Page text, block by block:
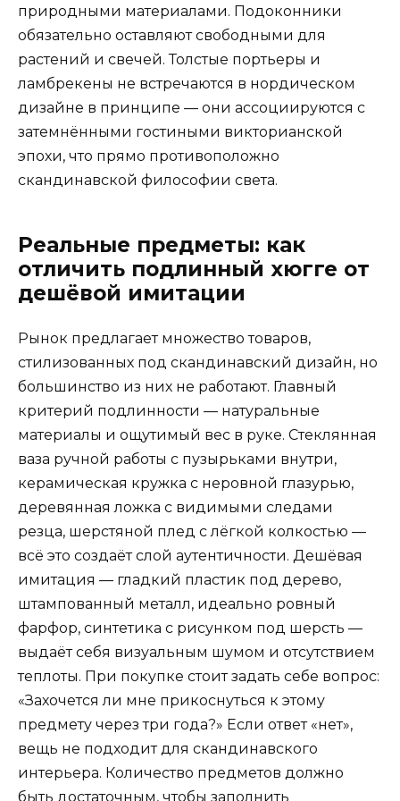
природными материалами. Подоконники
обязательно оставляют свободными для
растений и свечей. Толстые портьеры и
ламбрекены не встречаются в нордическом
дизайне в принципе — они ассоциируются с
затемнёнными гостиными викторианской
эпохи, что прямо противоположно
скандинавской философии света.
Реальные предметы: как
отличить подлинный хюгге от
дешёвой имитации
Рынок предлагает множество товаров,
стилизованных под скандинавский дизайн, но
большинство из них не работают. Главный
критерий подлинности — натуральные
материалы и ощутимый вес в руке. Стеклянная
ваза ручной работы с пузырьками внутри,
керамическая кружка с неровной глазурью,
деревянная ложка с видимыми следами
резца, шерстяной плед с лёгкой колкостью —
всё это создаёт слой аутентичности. Дешёвая
имитация — гладкий пластик под дерево,
штампованный металл, идеально ровный
фарфор, синтетика с рисунком под шерсть —
выдаёт себя визуальным шумом и отсутствием
теплоты. При покупке стоит задать себе вопрос:
«Захочется ли мне прикоснуться к этому
предмету через три года?» Если ответ «нет»,
вещь не подходит для скандинавского
интерьера. Количество предметов должно
быть достаточным, чтобы заполнить